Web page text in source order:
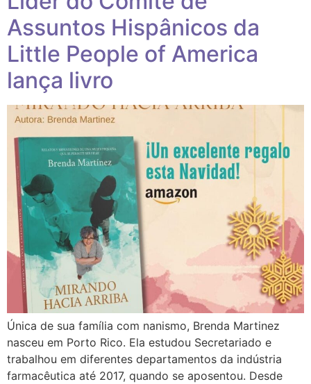
Assuntos Hispânicos da
Little People of America
lança livro
Única de sua família com nanismo, Brenda Martinez
nasceu em Porto Rico. Ela estudou Secretariado e
trabalhou em diferentes departamentos da indústria
farmacêutica até 2017, quando se aposentou. Desde